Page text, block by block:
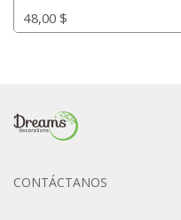
48,00 $
CONTÁCTANOS